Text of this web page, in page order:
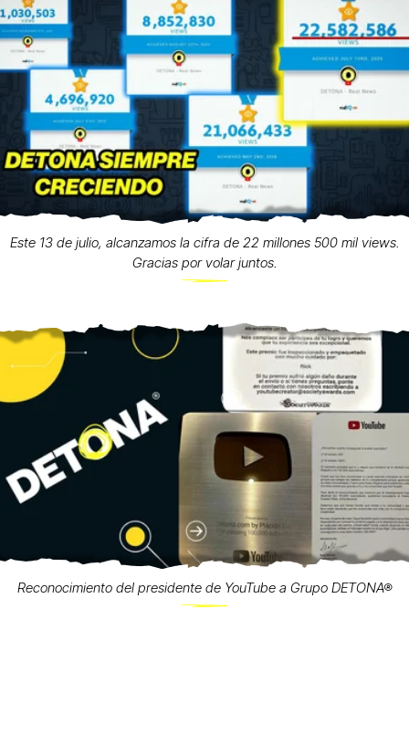
Este 13 de julio, alcanzamos la cifra de 22 millones 500 mil views.
Gracias por volar juntos.
Reconocimiento del presidente de YouTube a Grupo DETONA®